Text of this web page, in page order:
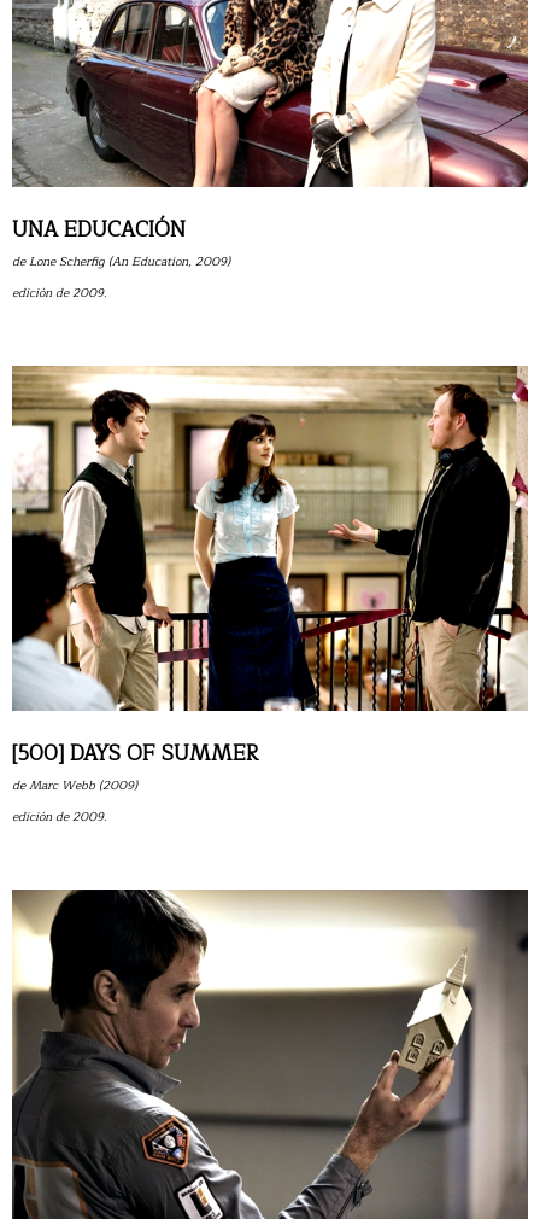
UNA EDUCACIÓN
de Lone Scherfig (An Education, 2009)
edición de 2009.
[500] DAYS OF SUMMER
de Marc Webb (2009)
edición de 2009.